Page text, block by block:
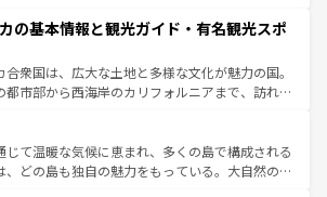
を参照してほしい。
そのまま残る町や、スイスならではのユニークな
あり、アルプス観光だけでなく町歩きも満喫する
きる。国民の所得が高いため物価も高いが、旅行
交通パス提供のサービスもあり、うまく活用すれ
情報は
の基本情報と観光ガイド・有名観光スポ
合衆国は、広大な土地と多様な文化が魅力の国。
都市部から西海岸のカリフォルニアまで、訪れる
巨大都市は、観光、ショッピング、エンターテイ
が詰まった刺激的なスポットだ。一方、アメリカ
大自然が広がり、グランドキャニオンやイエロー
じて温暖な気候に恵まれ、多くの島で構成される
、どの島も独自の魅力をもっている。大自然の神